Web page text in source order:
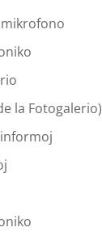
la Fotogalerio)